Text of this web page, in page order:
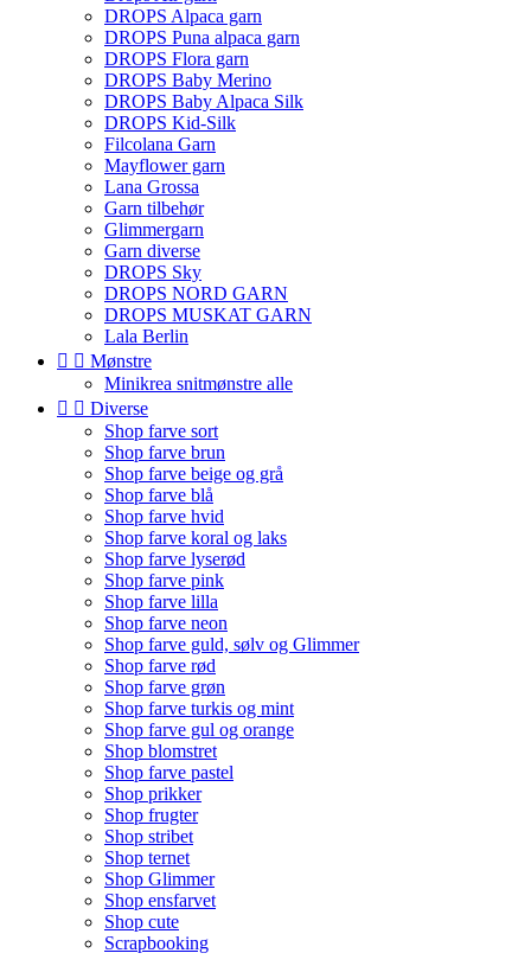
DROPS Alpaca garn
DROPS Puna alpaca garn
DROPS Flora garn
DROPS Baby Merino
DROPS Baby Alpaca Silk
DROPS Kid-Silk
Filcolana Garn
Mayflower garn
Lana Grossa
Garn tilbehør
Glimmergarn
Garn diverse
DROPS Sky
DROPS NORD GARN
DROPS MUSKAT GARN
Lala Berlin
  Mønstre
Minikrea snitmønstre alle
  Diverse
Shop farve sort
Shop farve brun
Shop farve beige og grå
Shop farve blå
Shop farve hvid
Shop farve koral og laks
Shop farve lyserød
Shop farve pink
Shop farve lilla
Shop farve neon
Shop farve guld, sølv og Glimmer
Shop farve rød
Shop farve grøn
Shop farve turkis og mint
Shop farve gul og orange
Shop blomstret
Shop farve pastel
Shop prikker
Shop frugter
Shop stribet
Shop ternet
Shop Glimmer
Shop ensfarvet
Shop cute
Scrapbooking